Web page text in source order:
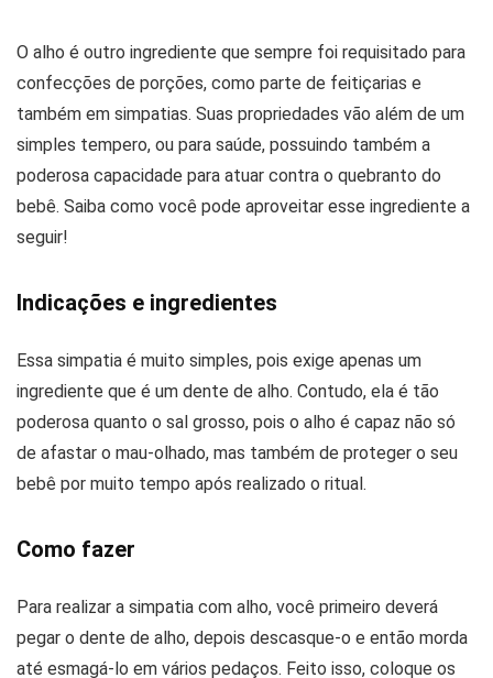
O alho é outro ingrediente que sempre foi requisitado para
confecções de porções, como parte de feitiçarias e
também em simpatias. Suas propriedades vão além de um
simples tempero, ou para saúde, possuindo também a
poderosa capacidade para atuar contra o quebranto do
bebê. Saiba como você pode aproveitar esse ingrediente a
seguir!
Indicações e ingredientes
Essa simpatia é muito simples, pois exige apenas um
ingrediente que é um dente de alho. Contudo, ela é tão
poderosa quanto o sal grosso, pois o alho é capaz não só
de afastar o mau-olhado, mas também de proteger o seu
bebê por muito tempo após realizado o ritual.
Como fazer
Para realizar a simpatia com alho, você primeiro deverá
pegar o dente de alho, depois descasque-o e então morda
até esmagá-lo em vários pedaços. Feito isso, coloque os